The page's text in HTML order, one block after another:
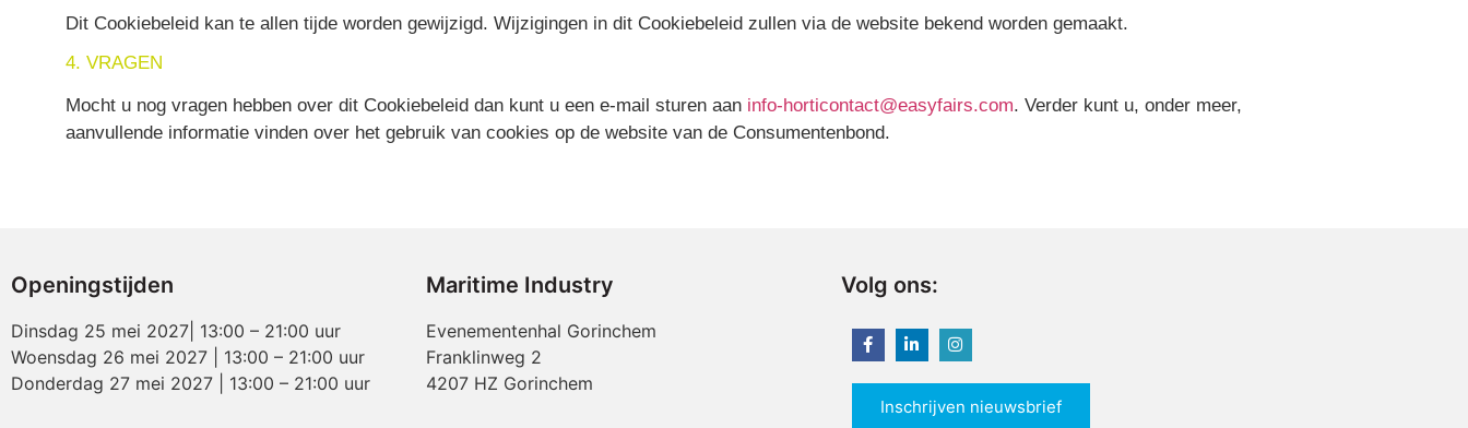
Dit Cookiebeleid kan te allen tijde worden gewijzigd. Wijzigingen in dit Cookiebeleid zullen via de website bekend worden gemaakt.
4. VRAGEN
Mocht u nog vragen hebben over dit Cookiebeleid dan kunt u een e-mail sturen aan info-horticontact@easyfairs.com. Verder kunt u, onder meer,
aanvullende informatie vinden over het gebruik van cookies op de website van de Consumentenbond.
Openingstijden
Dinsdag 25 mei 2027| 13:00 – 21:00 uur
Woensdag 26 mei 2027 | 13:00 – 21:00 uur
Donderdag 27 mei 2027 | 13:00 – 21:00 uur
Maritime Industry
Evenementenhal Gorinchem
Franklinweg 2
4207 HZ Gorinchem
Volg ons:
Inschrijven nieuwsbrief